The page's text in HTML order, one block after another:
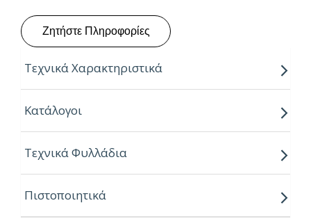
Ζητήστε Πληροφορίες
Τεχνικά Χαρακτηριστικά
Παραγόμενο μήκος:
Παραγόμενο πλάτος:2.07m
Πάχος: 8,16,18,25mm
Κατάλογοι
Τεχνικά Φυλλάδια
Πιστοποιητικά